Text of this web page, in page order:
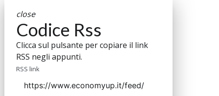
close
Codice Rss
Clicca sul pulsante per copiare il link
RSS negli appunti.
RSS link